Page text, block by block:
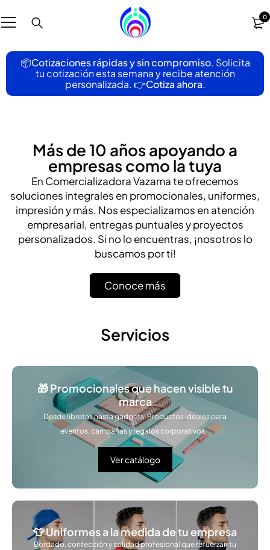
0
📦Cotizaciones rápidas y sin compromiso. Solicita
tu cotización esta semana y recibe atención
personalizada. 👉Cotiza ahora.
Más de 10 años apoyando a
empresas como la tuya
En Comercializadora Vazama te ofrecemos
soluciones integrales en promocionales, uniformes,
impresión y más. Nos especializamos en atención
empresarial, entregas puntuales y proyectos
personalizados. Si no lo encuentras, ¡nosotros lo
buscamos por ti!
Conoce más
Servicios
🎁 Promocionales que hacen visible tu
marca
Desde libretas hasta gadgets. Productos ideales para
eventos, campañas y regalos corporativos.
Ver catálogo
👕 Uniformes a la medida de tu empresa
Bordado, confección y calidad profesional que refuerzan tu